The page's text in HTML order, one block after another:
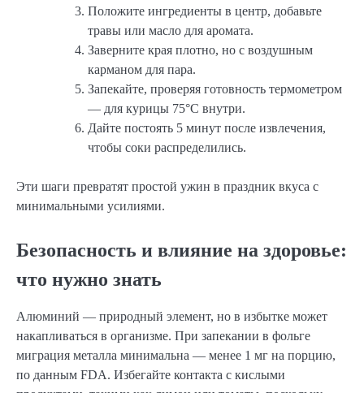
Положите ингредиенты в центр, добавьте
травы или масло для аромата.
Заверните края плотно, но с воздушным
карманом для пара.
Запекайте, проверяя готовность термометром
— для курицы 75°C внутри.
Дайте постоять 5 минут после извлечения,
чтобы соки распределились.
Эти шаги превратят простой ужин в праздник вкуса с
минимальными усилиями.
Безопасность и влияние на здоровье:
что нужно знать
Алюминий — природный элемент, но в избытке может
накапливаться в организме. При запекании в фольге
миграция металла минимальна — менее 1 мг на порцию,
по данным FDA. Избегайте контакта с кислыми